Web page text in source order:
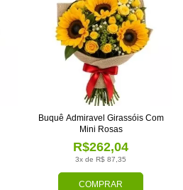
COMPRAR
3x de R$ 87,35
R$262,04
Buquê Admiravel Girassóis Com
Mini Rosas